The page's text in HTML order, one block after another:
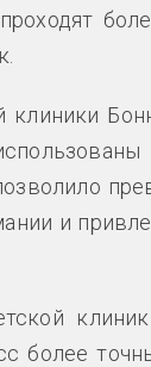
и
более